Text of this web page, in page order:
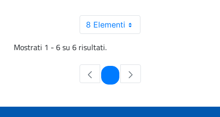
8 Elementi
Mostrati 1 - 6 su 6 risultati.
Pagina